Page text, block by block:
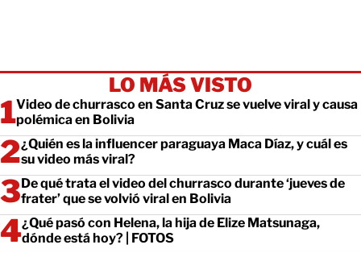
LO MÁS VISTO
Video de churrasco en Santa Cruz se vuelve viral y causa
polémica en Bolivia
¿Quién es la influencer paraguaya Maca Díaz, y cuál es
su video más viral?
De qué trata el video del churrasco durante ‘jueves de
frater’ que se volvió viral en Bolivia
¿Qué pasó con Helena, la hija de Elize Matsunaga,
dónde está hoy? | FOTOS